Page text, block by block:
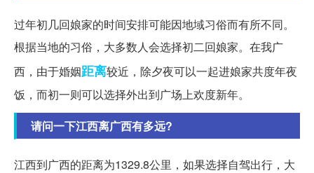
过年初几回娘家的时间安排可能因地域习俗而有所不同。
根据当地的习俗，大多数人会选择初二回娘家。在我广
西，由于婚姻距离较近，除夕夜可以一起进娘家共度年夜
饭，而初一则可以选择外出到广场上欢度新年。
请问一下江西离广西有多远?
江西到广西的距离为1329.8公里，如果选择自驾出行，大